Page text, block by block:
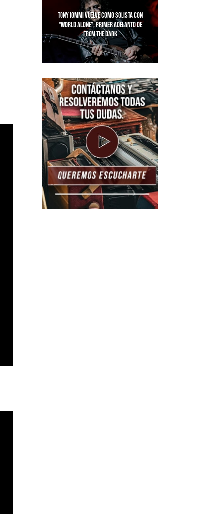
TONY IOMMI VUELVE COMO SOLISTA CON
“WORLD ALONE”, PRIMER ADELANTO DE
FROM THE DARK